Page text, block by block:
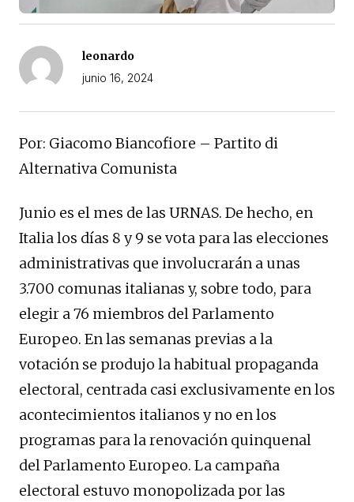
leonardo
junio 16, 2024
Por: Giacomo Biancofiore – Partito di
Alternativa Comunista
Junio ​​es el mes de las URNAS. De hecho, en
Italia los días 8 y 9 se vota para las elecciones
administrativas que involucrarán a unas
3.700 comunas italianas y, sobre todo, para
elegir a 76 miembros del Parlamento
Europeo. En las semanas previas a la
votación se produjo la habitual propaganda
electoral, centrada casi exclusivamente en los
acontecimientos italianos y no en los
programas para la renovación quinquenal
del Parlamento Europeo. La campaña
electoral estuvo monopolizada por las